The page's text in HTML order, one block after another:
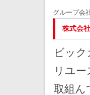
グループ会
株式会
ビッ
リユ
取組ん